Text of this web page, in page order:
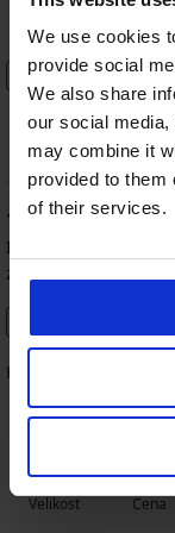
We use cookies
provide social
We also share
our social
may combine it
provided to them
of their services.
Tento produkt
100%
Iveta
zakoupená velikost 3
KVALITNÍ
100%
Velikost
100%
Cena